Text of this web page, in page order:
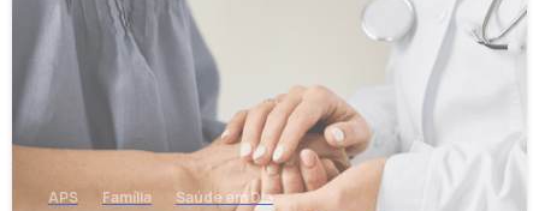
APS Família Saúde em Dia